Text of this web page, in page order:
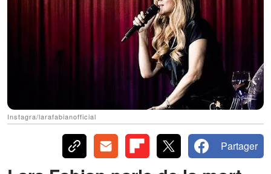
Instagra/larafabianofficial
Partager